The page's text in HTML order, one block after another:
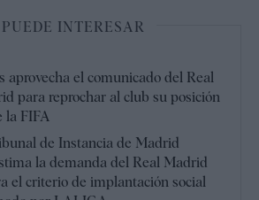
INTERESAR
aprovecha el comunicado del Real
para reprochar al club su posición
la FIFA
de Instancia de Madrid
la demanda del Real Madrid
el criterio de implantación social